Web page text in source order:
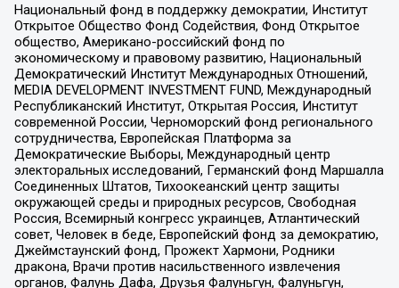
Национальный фонд в поддержку демократии, Институт
Открытое Общество Фонд Содействия, Фонд Открытое
общество, Американо-российский фонд по
экономическому и правовому развитию, Национальный
Демократический Институт Международных Отношений,
MEDIA DEVELOPMENT INVESTMENT FUND, Международный
Республиканский Институт, Открытая Россия, Институт
современной России, Черноморский фонд регионального
сотрудничества, Европейская Платформа за
Демократические Выборы, Международный центр
электоральных исследований, Германский фонд Маршалла
Соединенных Штатов, Тихоокеанский центр защиты
окружающей среды и природных ресурсов, Свободная
Россия, Всемирный конгресс украинцев, Атлантический
совет, Человек в беде, Европейский фонд за демократию,
Джеймстаунский фонд, Прожект Хармони, Родники
дракона, Врачи против насильственного извлечения
органов, Фалунь Дафа, Друзья Фалуньгун, Фалуньгун,